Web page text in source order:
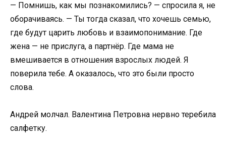
— Помнишь, как мы познакомились? — спросила я, не
оборачиваясь. — Ты тогда сказал, что хочешь семью,
где будут царить любовь и взаимопонимание. Где
жена — не прислуга, а партнёр. Где мама не
вмешивается в отношения взрослых людей. Я
поверила тебе. А оказалось, что это были просто
слова.
Андрей молчал. Валентина Петровна нервно теребила
салфетку.